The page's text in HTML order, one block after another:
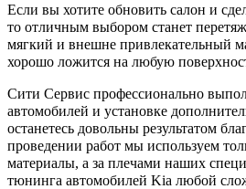
Если вы хотите обновить салон и
то отличным выбором станет
мягкий и внешне привлекательный
хорошо ложится на любую
Сити Сервис профессионально
автомобилей и установке
останетесь довольны результатом
проведении работ мы используем
материалы, а за плечами наших
тюнинга автомобилей Kia любой